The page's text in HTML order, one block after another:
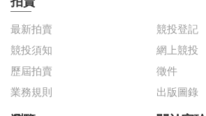
最新拍賣
競投登記
競投須知
網上競投
歷屆拍賣
徵件
業務規則
出版圖錄